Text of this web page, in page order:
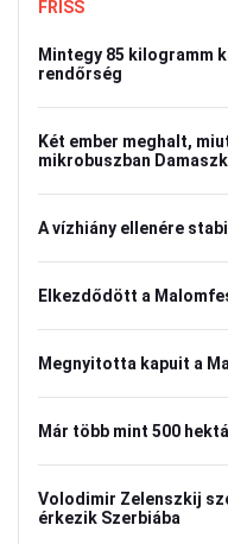
FRISS
Mintegy 85 kilogramm
rendőrség
Két ember meghalt,
mikrobuszban
A vízhiány ellenére
Elkezdődött a
Megnyitotta kapuit a
Már több mint 500
Volodimir Zelenszkij
érkezik Szerbiába